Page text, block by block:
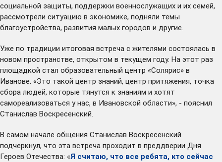
социальной защиты, поддержки военнослужащих и их семей,
рассмотрели ситуацию в экономике, подняли темы
благоустройства, развития малых городов и другие.
Уже по традиции итоговая встреча с жителями состоялась в
новом пространстве, открытом в текущем году. На этот раз
площадкой стал образовательный центр «Солярис» в
Иванове. «Это такой центр знаний, центр притяжения, точка
сбора людей, которые тянутся к знаниям и хотят
самореализоваться у нас, в Ивановской области», - пояснил
Станислав Воскресенский.
В самом начале общения Станислав Воскресенский
подчеркнул, что эта встреча проходит в преддверии Дня
Героев Отечества: «Я считаю, что все ребята, кто сейчас